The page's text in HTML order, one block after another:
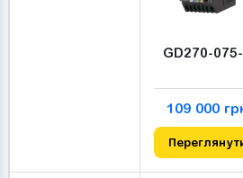
GD270-
109 000